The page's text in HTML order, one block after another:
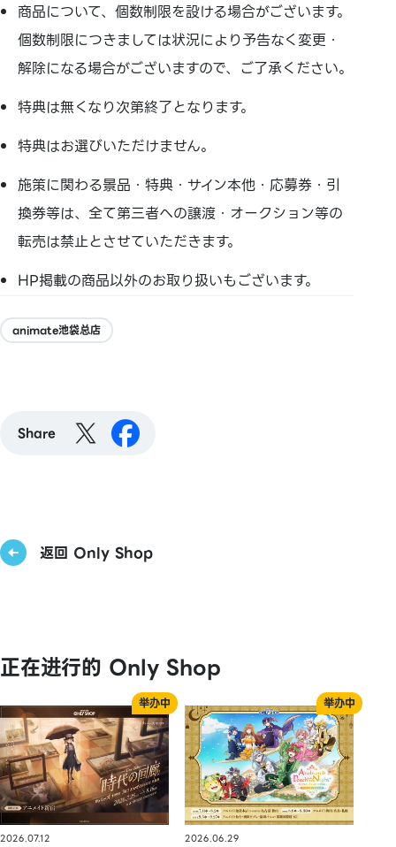
商品について、個数制限を設ける場合がございます。
個数制限につきましては状況により予告なく変更・
解除になる場合がございますので、ご了承ください。
特典は無くなり次第終了となります。
特典はお選びいただけません。
施策に関わる景品・特典・サイン本他・応募券・引
換券等は、全て第三者への譲渡・オークション等の
転売は禁止とさせていただきます。
HP掲載の商品以外のお取り扱いもございます。
animate池袋总店
Share
返回 Only Shop
正在进行的 Only Shop
2026.07.12 2026.06.29